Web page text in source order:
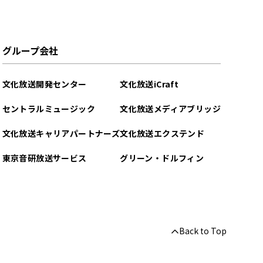
グループ会社
文化放送開発センター
セントラルミュージック
文化放送キャリアパートナーズ
東京音研放送サービス
文化放送iCraft
文化放送メディアブリッジ
文化放送エクステンド
グリーン・ドルフィン
Back to Top